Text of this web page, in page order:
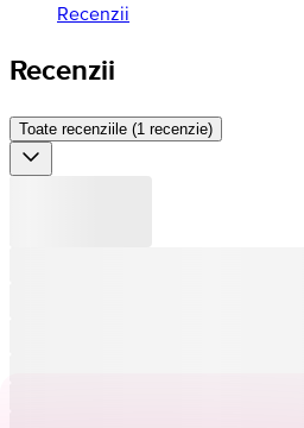
Recenzii
Recenzii
Toate recenziile (1 recenzie)